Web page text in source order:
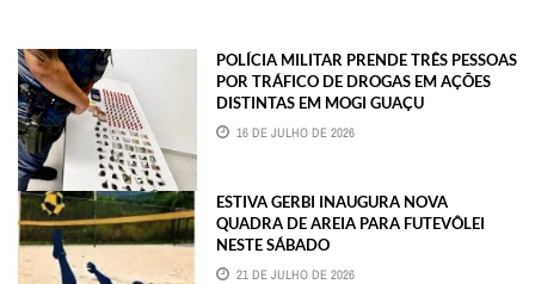
POLÍCIA MILITAR PRENDE TRÊS PESSOAS
POR TRÁFICO DE DROGAS EM AÇÕES
DISTINTAS EM MOGI GUAÇU
16 DE JULHO DE 2026
ESTIVA GERBI INAUGURA NOVA
QUADRA DE AREIA PARA FUTEVÔLEI
NESTE SÁBADO
21 DE JULHO DE 2026